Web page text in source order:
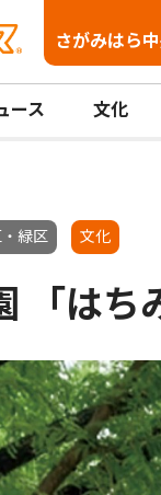
さがみはら
ース 文化
緑区 文化
「はち